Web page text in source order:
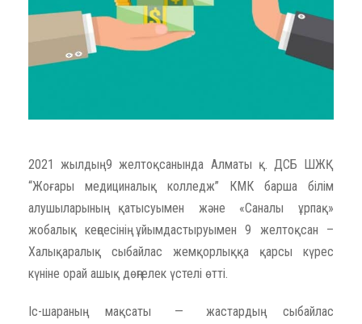
2021 жылдың 9 желтоқсанында Алматы қ. ДСБ ШЖҚ
“Жоғары медициналық колледж” КМК барша білім
алушыларының қатысуымен және «Саналы ұрпақ»
жобалық кеңсесінің ұйымдастыруымен 9 желтоқсан –
Халықаралық сыбайлас жемқорлыққа қарсы күрес
күніне орай ашық дөңгелек үстелі өтті.
Іс-шараның мақсаты — жастардың сыбайлас